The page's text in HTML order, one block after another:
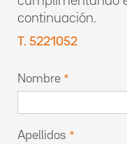
continuación.
T. 5221052
Nombre
Apellidos